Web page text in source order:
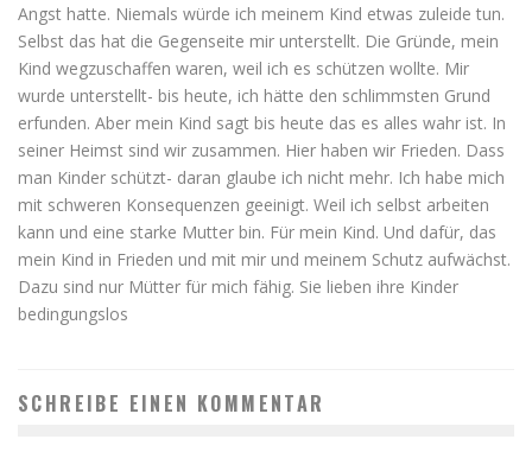
Angst hatte. Niemals würde ich meinem Kind etwas zuleide tun.
Selbst das hat die Gegenseite mir unterstellt. Die Gründe, mein
Kind wegzuschaffen waren, weil ich es schützen wollte. Mir
wurde unterstellt- bis heute, ich hätte den schlimmsten Grund
erfunden. Aber mein Kind sagt bis heute das es alles wahr ist. In
seiner Heimst sind wir zusammen. Hier haben wir Frieden. Dass
man Kinder schützt- daran glaube ich nicht mehr. Ich habe mich
mit schweren Konsequenzen geeinigt. Weil ich selbst arbeiten
kann und eine starke Mutter bin. Für mein Kind. Und dafür, das
mein Kind in Frieden und mit mir und meinem Schutz aufwächst.
Dazu sind nur Mütter für mich fähig. Sie lieben ihre Kinder
bedingungslos
SCHREIBE EINEN KOMMENTAR